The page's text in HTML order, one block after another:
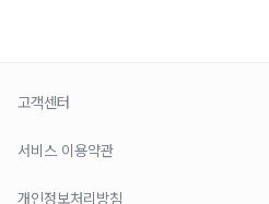
고객센터
서비스 이용약관
개인정보처리방침